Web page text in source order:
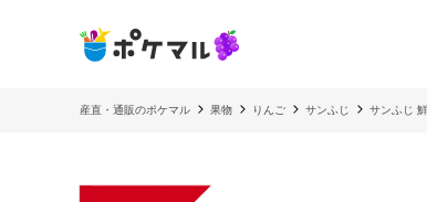
産直・通販のポケマル 果物 りんご サンふじ サンふじ